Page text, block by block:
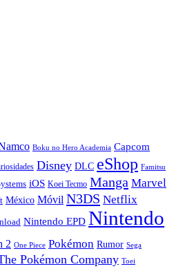
Boku no Hero Academia Capcom
Disney DLC eShop Famitsu
iOS Koei Tecmo Manga Marvel
México Móvil N3DS Netflix
Nintendo EPD Nintendo
2 One Piece Pokémon Rumor Sega
Pokémon Company Toei